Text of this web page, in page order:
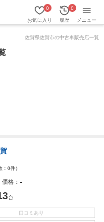
お気に入り
0
履歴
0
メニュー
佐賀県佐賀市の中古車販売店一覧
：0件）
価格 -
台
口コミあり